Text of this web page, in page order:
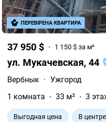
37 950 $ 1 150 $ за м²
ул. Мукачевская, 44
Вербнык · Ужгород
1 комната
33 м² 3
Выгодная цена В центре
ПЕРЕВІРЕНА КВАРТИРА